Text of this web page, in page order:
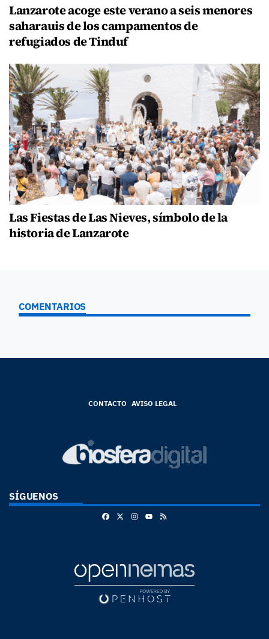
Lanzarote acoge este verano a seis menores
saharauis de los campamentos de
refugiados de Tinduf
Las Fiestas de Las Nieves, símbolo de la
historia de Lanzarote
COMENTARIOS
CONTACTO AVISO LEGAL
SÍGUENOS
FacebookInstagram